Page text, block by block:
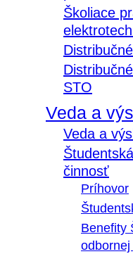
Školiace
STO
Veda a
Veda a
činnosť
Príhovor
Benefity